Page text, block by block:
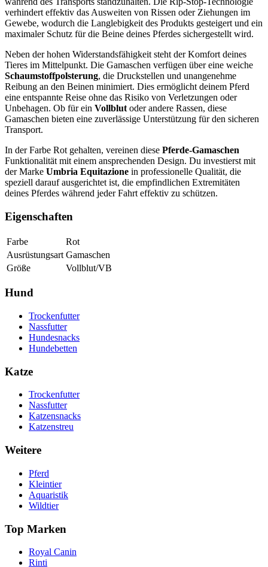
verhindert effektiv das Ausweiten von Rissen oder Ziehungen im
Gewebe, wodurch die Langlebigkeit des Produkts gesteigert und ein
maximaler Schutz für die Beine deines Pferdes sichergestellt wird.
Neben der hohen Widerstandsfähigkeit steht der Komfort deines
Tieres im Mittelpunkt. Die Gamaschen verfügen über eine weiche
Schaumstoffpolsterung, die Druckstellen und unangenehme
Reibung an den Beinen minimiert. Dies ermöglicht deinem Pferd
eine entspannte Reise ohne das Risiko von Verletzungen oder
Unbehagen. Ob für ein Vollblut oder andere Rassen, diese
Gamaschen bieten eine zuverlässige Unterstützung für den sicheren
Transport.
In der Farbe Rot gehalten, vereinen diese Pferde-Gamaschen
Funktionalität mit einem ansprechenden Design. Du investierst mit
der Marke Umbria Equitazione in professionelle Qualität, die
speziell darauf ausgerichtet ist, die empfindlichen Extremitäten
deines Pferdes während jeder Fahrt effektiv zu schützen.
Eigenschaften
Farbe
Rot
Ausrüstungsart Gamaschen
Größe
Vollblut/VB
Hund
Trockenfutter
Nassfutter
Hundesnacks
Hundebetten
Katze
Trockenfutter
Nassfutter
Katzensnacks
Katzenstreu
Weitere
Pferd
Kleintier
Aquaristik
Wildtier
Top Marken
Royal Canin
Rinti